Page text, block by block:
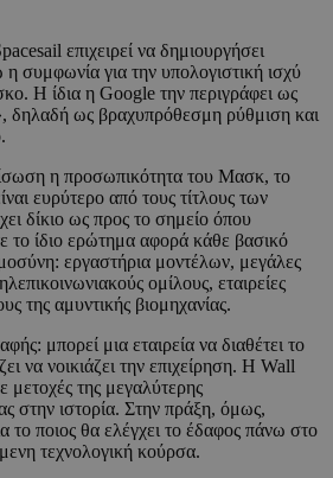
επιχειρεί να δημιουργήσει
συμφωνία για την υπολογιστική ισχύ
Η ίδια η Google την περιγράφει ως
δηλαδή ως βραχυπρόθεσμη ρύθμιση και
η προσωπικότητα του Μασκ, το
ευρύτερο από τους τίτλους των
δίκιο ως προς το σημείο όπου
το ίδιο ερώτημα αφορά κάθε βασικό
εργαστήρια μοντέλων, μεγάλες
ομίλους, εταιρείες
της αμυντικής βιομηχανίας.
μπορεί μια εταιρεία να διαθέτει το
να νοικιάζει την επιχείρηση. Η Wall
μετοχές της μεγαλύτερης
στην ιστορία. Στην πράξη, όμως,
το ποιος θα ελέγχει το έδαφος πάνω στο
τεχνολογική κούρσα.